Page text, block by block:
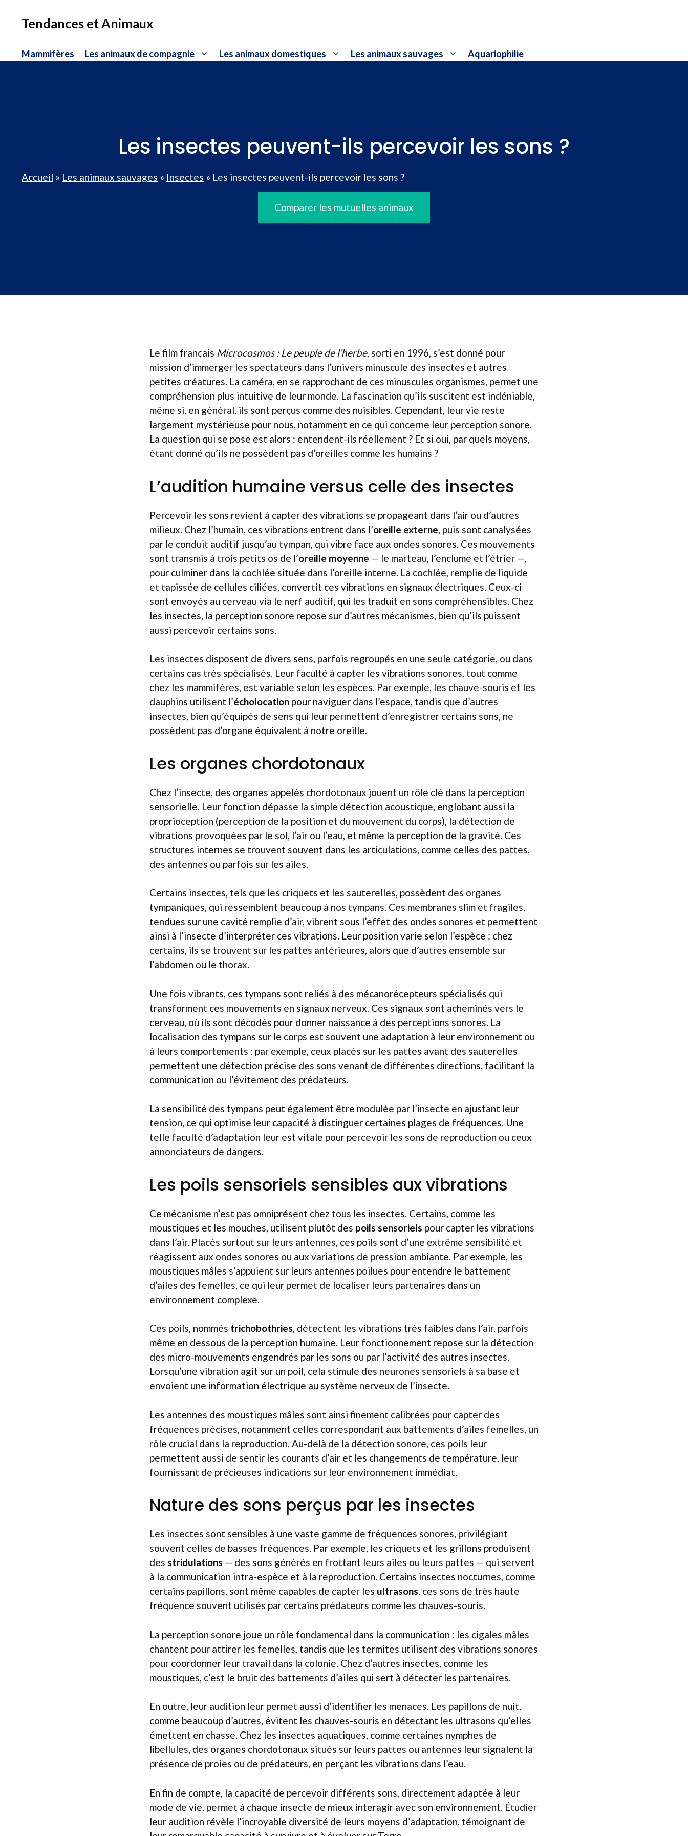
Tendances et Animaux
Mammifères Les animaux de compagnie Les animaux domestiques Les animaux sauvages Aquariophilie
Les insectes peuvent-ils percevoir les sons ?
Accueil » Les animaux sauvages » Insectes » Les insectes peuvent-ils percevoir les sons ?
Comparer les mutuelles animaux
Le film français Microcosmos : Le peuple de l’herbe, sorti en 1996, s’est donné pour
mission d’immerger les spectateurs dans l’univers minuscule des insectes et autres
petites créatures. La caméra, en se rapprochant de ces minuscules organismes, permet une
compréhension plus intuitive de leur monde. La fascination qu’ils suscitent est indéniable,
même si, en général, ils sont perçus comme des nuisibles. Cependant, leur vie reste
largement mystérieuse pour nous, notamment en ce qui concerne leur perception sonore.
La question qui se pose est alors : entendent-ils réellement ? Et si oui, par quels moyens,
étant donné qu’ils ne possèdent pas d’oreilles comme les humains ?
L’audition humaine versus celle des insectes
Percevoir les sons revient à capter des vibrations se propageant dans l’air ou d’autres
milieux. Chez l’humain, ces vibrations entrent dans l’oreille externe , puis sont canalysées
par le conduit auditif jusqu’au tympan, qui vibre face aux ondes sonores. Ces mouvements
sont transmis à trois petits os de l’oreille moyenne — le marteau, l’enclume et l’étrier —,
pour culminer dans la cochlée située dans l’oreille interne. La cochlée, remplie de liquide
et tapissée de cellules ciliées, convertit ces vibrations en signaux électriques. Ceux-ci
sont envoyés au cerveau via le nerf auditif, qui les traduit en sons compréhensibles. Chez
les insectes, la perception sonore repose sur d’autres mécanismes, bien qu’ils puissent
aussi percevoir certains sons.
Les insectes disposent de divers sens, parfois regroupés en une seule catégorie, ou dans
certains cas très spécialisés. Leur faculté à capter les vibrations sonores, tout comme
chez les mammifères, est variable selon les espèces. Par exemple, les chauve-souris et les
dauphins utilisent l’écholocation pour naviguer dans l’espace, tandis que d’autres
insectes, bien qu’équipés de sens qui leur permettent d’enregistrer certains sons, ne
possèdent pas d’organe équivalent à notre oreille.
Les organes chordotonaux
Chez l’insecte, des organes appelés chordotonaux jouent un rôle clé dans la perception
sensorielle. Leur fonction dépasse la simple détection acoustique, englobant aussi la
proprioception (perception de la position et du mouvement du corps), la détection de
vibrations provoquées par le sol, l’air ou l’eau, et même la perception de la gravité. Ces
structures internes se trouvent souvent dans les articulations, comme celles des pattes,
des antennes ou parfois sur les ailes.
Certains insectes, tels que les criquets et les sauterelles, possèdent des organes
tympaniques, qui ressemblent beaucoup à nos tympans. Ces membranes slim et fragiles,
tendues sur une cavité remplie d’air, vibrent sous l’effet des ondes sonores et permettent
ainsi à l’insecte d’interpréter ces vibrations. Leur position varie selon l’espèce : chez
certains, ils se trouvent sur les pattes antérieures, alors que d’autres ensemble sur
l’abdomen ou le thorax.
Une fois vibrants, ces tympans sont reliés à des mécanorécepteurs spécialisés qui
transforment ces mouvements en signaux nerveux. Ces signaux sont acheminés vers le
cerveau, où ils sont décodés pour donner naissance à des perceptions sonores. La
localisation des tympans sur le corps est souvent une adaptation à leur environnement ou
à leurs comportements : par exemple, ceux placés sur les pattes avant des sauterelles
permettent une détection précise des sons venant de différentes directions, facilitant la
communication ou l’évitement des prédateurs.
La sensibilité des tympans peut également être modulée par l’insecte en ajustant leur
tension, ce qui optimise leur capacité à distinguer certaines plages de fréquences. Une
telle faculté d’adaptation leur est vitale pour percevoir les sons de reproduction ou ceux
annonciateurs de dangers.
Les poils sensoriels sensibles aux vibrations
Ce mécanisme n’est pas omniprésent chez tous les insectes. Certains, comme les
moustiques et les mouches, utilisent plutôt des poils sensoriels pour capter les vibrations
dans l’air. Placés surtout sur leurs antennes, ces poils sont d’une extrême sensibilité et
réagissent aux ondes sonores ou aux variations de pression ambiante. Par exemple, les
moustiques mâles s’appuient sur leurs antennes poilues pour entendre le battement
d’ailes des femelles, ce qui leur permet de localiser leurs partenaires dans un
environnement complexe.
Ces poils, nommés trichobothries, détectent les vibrations très faibles dans l’air, parfois
même en dessous de la perception humaine. Leur fonctionnement repose sur la détection
des micro-mouvements engendrés par les sons ou par l’activité des autres insectes.
Lorsqu’une vibration agit sur un poil, cela stimule des neurones sensoriels à sa base et
envoient une information électrique au système nerveux de l’insecte.
Les antennes des moustiques mâles sont ainsi finement calibrées pour capter des
fréquences précises, notamment celles correspondant aux battements d’ailes femelles, un
rôle crucial dans la reproduction. Au-delà de la détection sonore, ces poils leur
permettent aussi de sentir les courants d’air et les changements de température, leur
fournissant de précieuses indications sur leur environnement immédiat.
Nature des sons perçus par les insectes
Les insectes sont sensibles à une vaste gamme de fréquences sonores, privilégiant
souvent celles de basses fréquences. Par exemple, les criquets et les grillons produisent
des stridulations — des sons générés en frottant leurs ailes ou leurs pattes — qui servent
à la communication intra-espèce et à la reproduction. Certains insectes nocturnes, comme
certains papillons, sont même capables de capter les ultrasons, ces sons de très haute
fréquence souvent utilisés par certains prédateurs comme les chauves-souris.
La perception sonore joue un rôle fondamental dans la communication : les cigales mâles
chantent pour attirer les femelles, tandis que les termites utilisent des vibrations sonores
pour coordonner leur travail dans la colonie. Chez d’autres insectes, comme les
moustiques, c’est le bruit des battements d’ailes qui sert à détecter les partenaires.
En outre, leur audition leur permet aussi d’identifier les menaces. Les papillons de nuit,
comme beaucoup d’autres, évitent les chauves-souris en détectant les ultrasons qu’elles
émettent en chasse. Chez les insectes aquatiques, comme certaines nymphes de
libellules, des organes chordotonaux situés sur leurs pattes ou antennes leur signalent la
présence de proies ou de prédateurs, en perçant les vibrations dans l’eau.
En fin de compte, la capacité de percevoir différents sons, directement adaptée à leur
mode de vie, permet à chaque insecte de mieux interagir avec son environnement. Étudier
leur audition révèle l’incroyable diversité de leurs moyens d’adaptation, témoignant de